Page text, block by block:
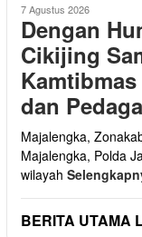
7 Agustus 2026
Dengan
Cikijing
dan
Majalengka,
Majalengka, Polda
wilayah
BERITA UTAMA